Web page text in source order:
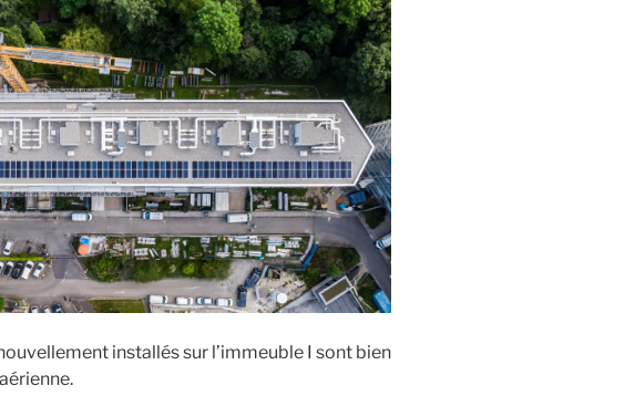
installés sur l’immeuble I sont bien